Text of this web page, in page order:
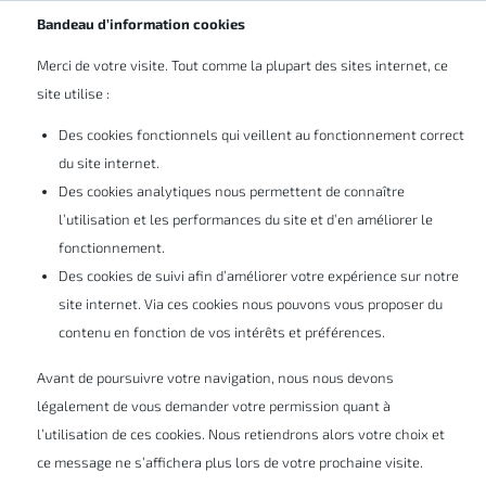
Bandeau d’information cookies
Merci de votre visite. Tout comme la plupart des sites internet, ce
site utilise :
Des cookies fonctionnels qui veillent au fonctionnement correct
du site internet.
Des cookies analytiques nous permettent de connaître
l’utilisation et les performances du site et d’en améliorer le
fonctionnement.
Des cookies de suivi afin d’améliorer votre expérience sur notre
site internet. Via ces cookies nous pouvons vous proposer du
contenu en fonction de vos intérêts et préférences.
Avant de poursuivre votre navigation, nous nous devons
légalement de vous demander votre permission quant à
l’utilisation de ces cookies. Nous retiendrons alors votre choix et
ce message ne s’affichera plus lors de votre prochaine visite.
Abonnez-vous à nos newsletters
Licence gratuite pour les
étudiants en stage grâce au
programmeSOLIDWORKS
Les étudiants stagiaires éligibles au
programme auront un accès GRATUIT aux